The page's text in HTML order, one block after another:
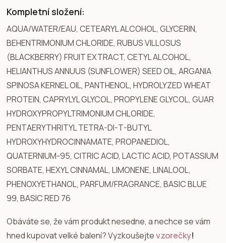
Kompletní složení:
AQUA/WATER/EAU, CETEARYL ALCOHOL, GLYCERIN,
BEHENTRIMONIUM CHLORIDE, RUBUS VILLOSUS
(BLACKBERRY) FRUIT EXTRACT, CETYL ALCOHOL,
HELIANTHUS ANNUUS (SUNFLOWER) SEED OIL, ARGANIA
SPINOSA KERNEL OIL, PANTHENOL, HYDROLYZED WHEAT
PROTEIN, CAPRYLYL GLYCOL, PROPYLENE GLYCOL, GUAR
HYDROXYPROPYLTRIMONIUM CHLORIDE,
PENTAERYTHRITYL TETRA-DI-T-BUTYL
HYDROXYHYDROCINNAMATE, PROPANEDIOL,
QUATERNIUM-95, CITRIC ACID, LACTIC ACID, POTASSIUM
SORBATE, HEXYL CINNAMAL, LIMONENE, LINALOOL,
PHENOXYETHANOL, PARFUM/FRAGRANCE, BASIC BLUE
99, BASIC RED 76
Obáváte se, že vám produkt nesedne, a nechce se vám
hned kupovat velké balení? Vyzkoušejtevzorečky!